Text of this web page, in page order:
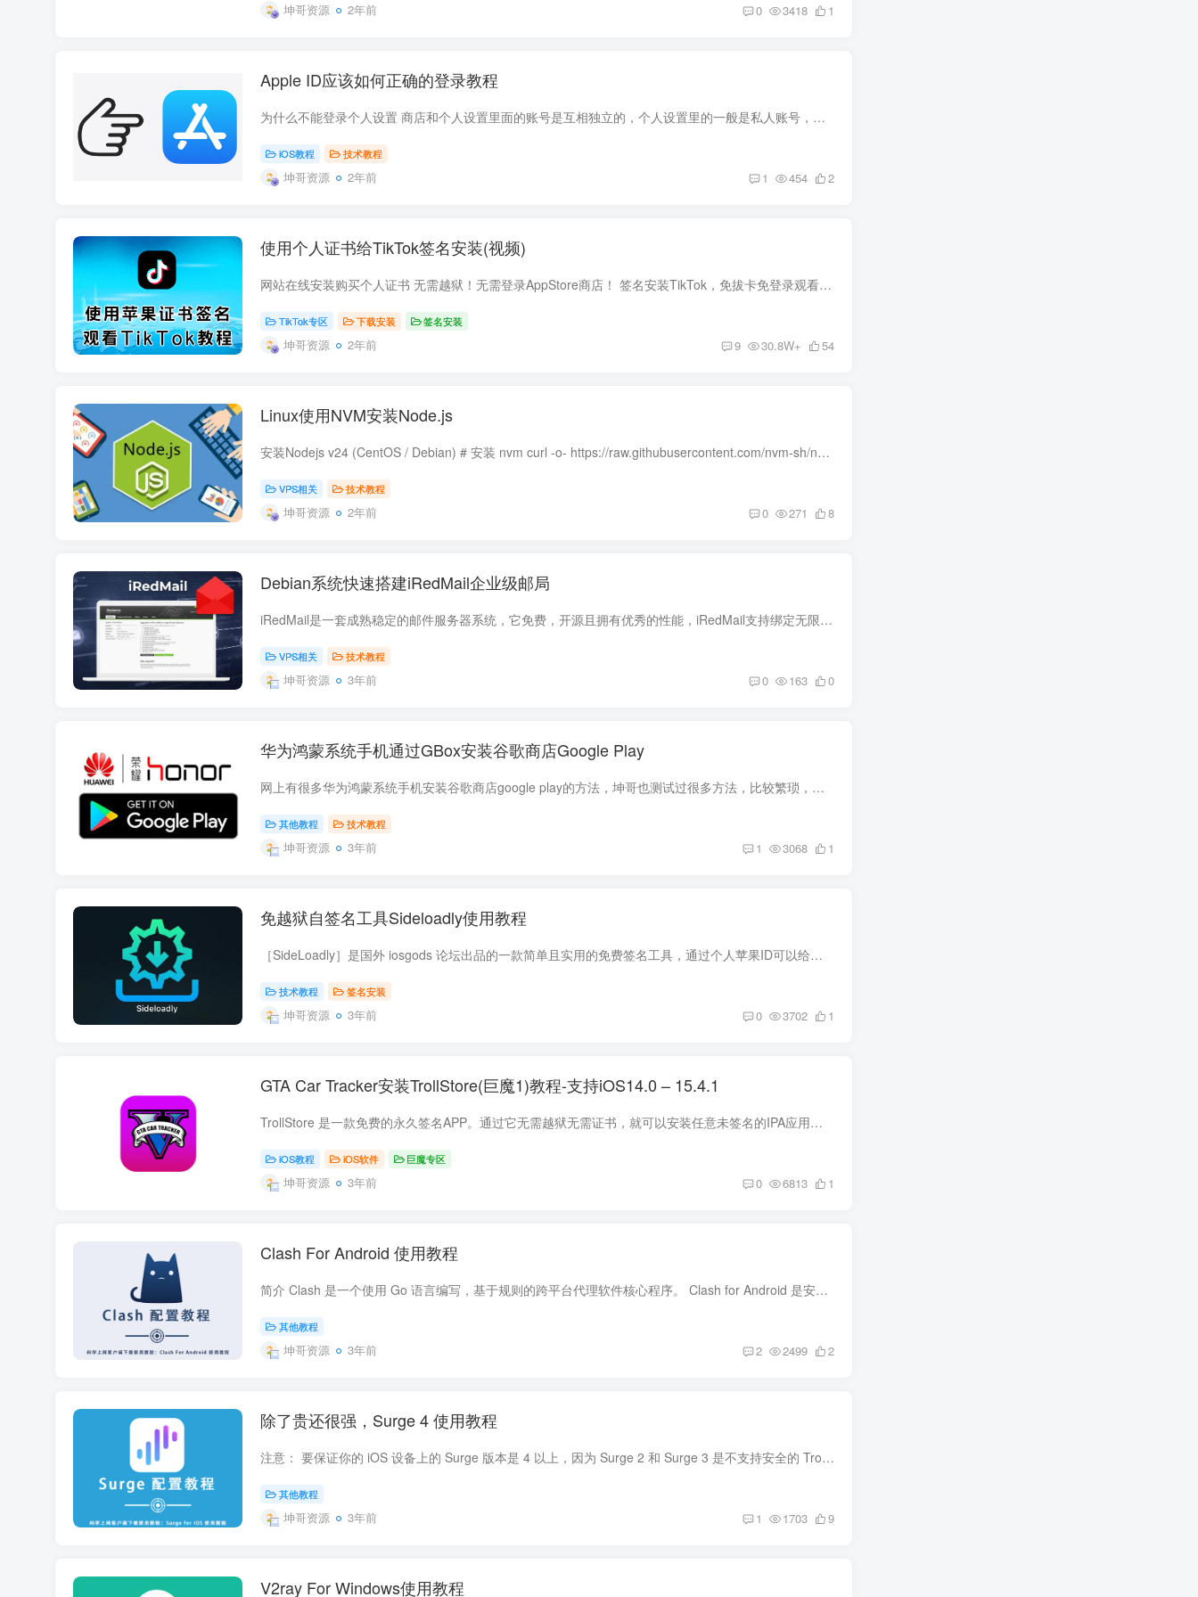
坤哥资源 2年前 0 3418 1
Apple ID应该如何正确的登录教程
为什么不能登录个人设置 商店和个人设置里面的账号是互相独立的，个人设置里的一般是私人账号，保存着手机里面各种隐私和设置，例如iCloud相册通讯录备忘录定位等，不要轻易登录其它账号，如果...
iOS教程 技术教程
坤哥资源 2年前 1 454 2
使用个人证书给TikTok签名安装(视频)
网站在线安装购买个人证书 无需越狱！无需登录AppStore商店！ 签名安装TikTok，免拔卡免登录观看！ 无水印下载视频，任意切换国家等！ 稳定使用一年，不限次数安装！ 还能安装全网所有第三方ipa...
TikTok专区 下载安装 签名安装
坤哥资源 2年前 9 30.8W+ 54
Linux使用NVM安装Node.js
安装Nodejs v24 (CentOS / Debian) # 安装 nvm curl -o- https://raw.githubusercontent.com/nvm-sh/nvm/v0.39.7/install.sh | bash # 让 nvm 生效 source ~/.bashrc # 安装指定版本 nvm instal...
VPS相关 技术教程
坤哥资源 2年前 0 271 8
Debian系统快速搭建iRedMail企业级邮局
iRedMail是一套成熟稳定的邮件服务器系统，它免费，开源且拥有优秀的性能，iRedMail支持绑定无限多个域名，因此，若您有多个域名，您可以将他们添加到同一个邮件服务器上，无需分别搭建多个邮件...
VPS相关 技术教程
坤哥资源 3年前 0 163 0
华为鸿蒙系统手机通过GBox安装谷歌商店Google Play
网上有很多华为鸿蒙系统手机安装谷歌商店google play的方法，坤哥也测试过很多方法，比较繁琐，现今吃快餐的碎片化社会，大家都想以最短时间最简单最快捷的方式来学会某项技能，比如安卓手机安...
其他教程 技术教程
坤哥资源 3年前 1 3068 1
免越狱自签名工具Sideloadly使用教程
［SideLoadly］是国外 iosgods 论坛出品的一款简单且实用的免费签名工具，通过个人苹果ID可以给苹果ipa文件进行签名安装，支持 Win 和 Mac 系统，相对比爱思助手的签名工具兼容性更好、更方便，...
技术教程 签名安装
坤哥资源 3年前 0 3702 1
GTA Car Tracker安装TrollStore(巨魔1)教程-支持iOS14.0 – 15.4.1
TrollStore 是一款免费的永久签名APP。通过它无需越狱无需证书，就可以安装任意未签名的IPA应用程序。适用于iOS 14.0 – 15.4.1系统。 支持A12-A14（iOS14.0-14.8.1） 网盘在线安装 支持A8x-A15...
iOS教程 iOS软件 巨魔专区
坤哥资源 3年前 0 6813 1
Clash For Android 使用教程
简介 Clash 是一个使用 Go 语言编写，基于规则的跨平台代理软件核心程序。 Clash for Android 是安卓系统上的一款 Clash 客户端。 下载 直接下载: cfa-2.5.12-premium Github: https:...
其他教程
坤哥资源 3年前 2 2499 2
除了贵还很强，Surge 4 使用教程
注意： 要保证你的 iOS 设备上的 Surge 版本是 4 以上，因为 Surge 2 和 Surge 3 是不支持安全的 Trojan 协议的嘞。而且别忘了，要确保你的 Surge 4 已经购买了 Pro 功能，不然的话，它就不会正...
其他教程
坤哥资源 3年前 1 1703 9
V2ray For Windows使用教程